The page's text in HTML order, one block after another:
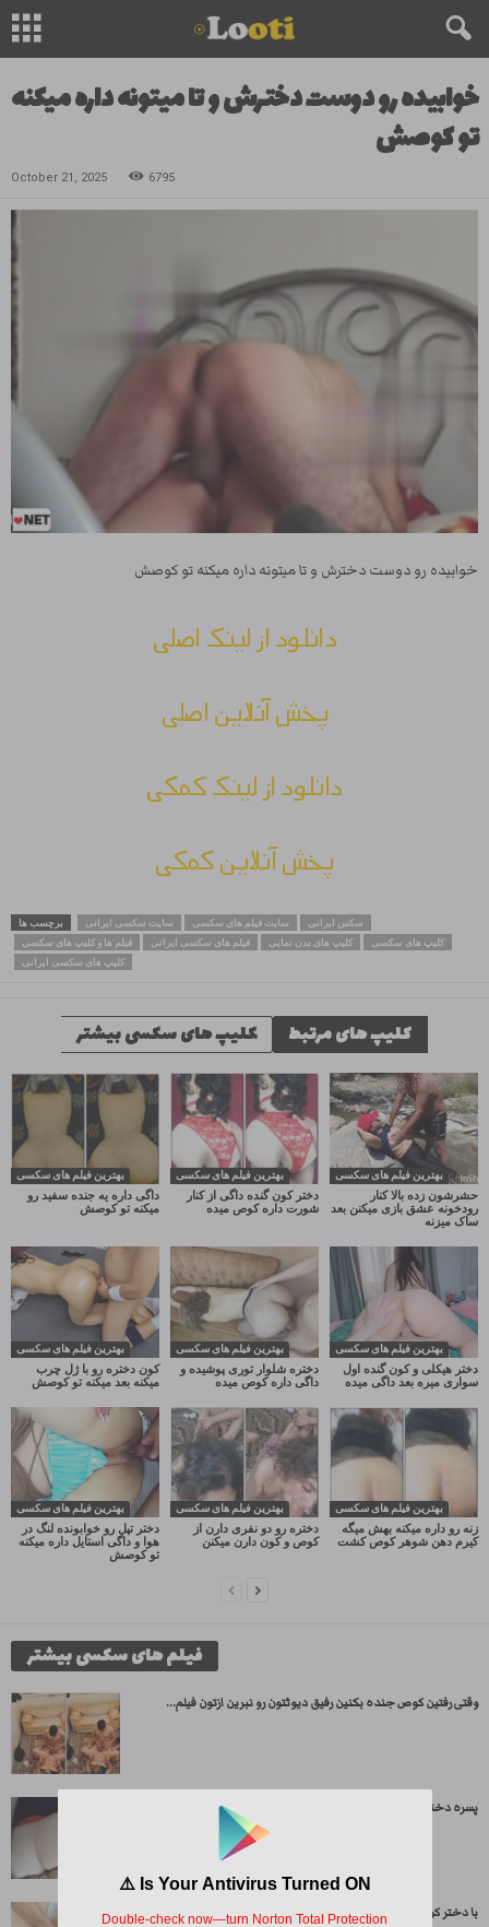
خوابیده رو دوست دخترش و تا میتونه داره میکنه
تو کوصش
October 21, 2025 6795
خوابیده رو دوست دخترش و تا میتونه داره میکنه تو کوصش
دانلود از لینک اصلی
پخش آنلاین اصلی
دانلود از لینک کمکی
پخش آنلاین کمکی
برچسب ها سایت سکسی ایرانی سایت فیلم های سکسی
سکس ایرانی
فیلم ها و کلیپ های سکسی
فیلم های سکسی ایرانی کلیپ های بدن نمایی
کلیپ های سکسی
کلیپ های سکسی ایرانی
کلیپ های مرتبط کلیپ های سکسی بیشتر
بهترین فیلم های سکسی
داگی داره یه جنده سفید رو
میکنه تو کوصش
بهترین فیلم های سکسی
دختر کون گنده داگی از کنار
شورت داره کوص میده
بهترین فیلم های سکسی
حشرشون زده بالا کنار
رودخونه عشق بازی میکنن بعد
ساک میزنه
بهترین فیلم های سکسی
کون دختره رو با ژل چرب
میکنه بعد میکنه تو کوصش
بهترین فیلم های سکسی
دختره شلوار توری پوشیده و
داگی داره کوص میده
بهترین فیلم های سکسی
دختر هیکلی و کون گنده اول
سواری میره بعد داگی میده
بهترین فیلم های سکسی
دختر تپل رو خوابونده لنگ در
هوا و داگی استایل داره میکنه
تو کوصش
بهترین فیلم های سکسی
دختره رو دو نفری دارن از
کوص و کون دارن میکنن
بهترین فیلم های سکسی
زنه رو داره میکنه بهش میگه
کیرم دهن شوهر کوص کشت
فیلم های سکسی بیشتر
وقتی رفتین کوص جنده بکنین رفیق دیوثتون رو نبرین ازتون فیلم...
پسره دختر کون سفید رو خوابونده و خودشم روش سوار میشه
با دختر کون گنده به صورت داگی استایل و پوزیشن های...